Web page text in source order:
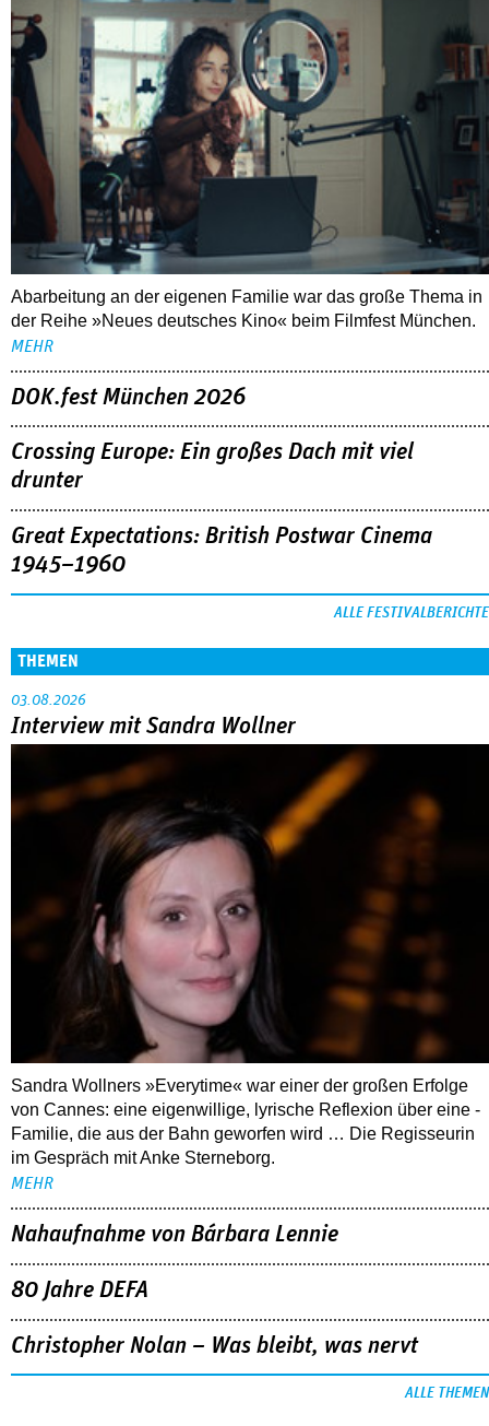
Abarbeitung an der eigenen Familie war das große Thema in
der Reihe »Neues deutsches Kino« beim Filmfest München.
MEHR
DOK.fest München 2026
Crossing Europe: Ein großes Dach mit viel
drunter
Great Expectations: British Postwar Cinema
1945–1960
ALLE FESTIVALBERICHTE
THEMEN
03.08.2026
Interview mit Sandra Wollner
Sandra Wollners »Everytime« war einer der großen Erfolge
von Cannes: eine eigenwillige, lyrische Reflexion über eine ­
Familie, die aus der Bahn geworfen wird … Die Regisseurin
im Gespräch mit Anke Sterneborg.
MEHR
Nahaufnahme von Bárbara Lennie
80 Jahre DEFA
Christopher Nolan – Was bleibt, was nervt
ALLE THEMEN